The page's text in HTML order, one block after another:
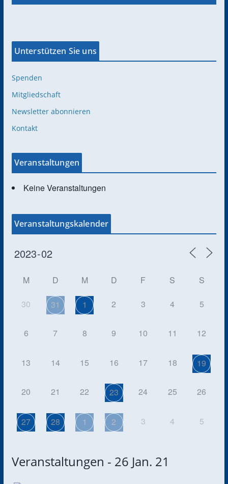
Veranstaltungen - 26 Jan. 21
Unterstützen Sie uns
Spenden
Mitgliedschaft
Newsletter abonnieren
Kontakt
Veranstaltungen
Keine Veranstaltungen
Veranstaltungskalender
M D M D F S S
30 31 1 2 3 4 5
6 7 8 9 10 11 12
13 14 15 16 17 18 19
20 21 22 23 24 25 26
27 28 1 2 3 4 5